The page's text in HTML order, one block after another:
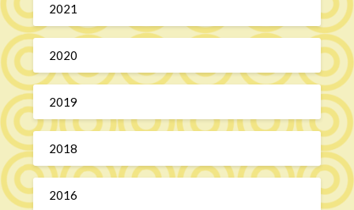
2021
2020
2019
2018
2016